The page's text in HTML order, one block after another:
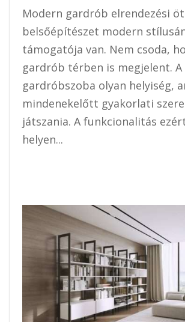
Modern gardrób elrendezési
belsőépítészet modern
támogatója van. Nem csoda,
gardrób térben is megjelent. A
gardróbszoba olyan helyiség,
mindenekelőtt gyakorlati
játszania. A funkcionalitás
helyen...